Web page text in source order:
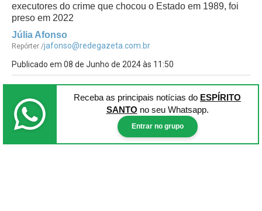
executores do crime que chocou o Estado em 1989, foi
preso em 2022
Júlia Afonso
Repórter /jafonso@redegazeta.com.br
Publicado em 08 de Junho de 2024 às 11:50
Receba as principais notícias do ESPÍRITO
SANTO no seu Whatsapp.
Entrar no grupo